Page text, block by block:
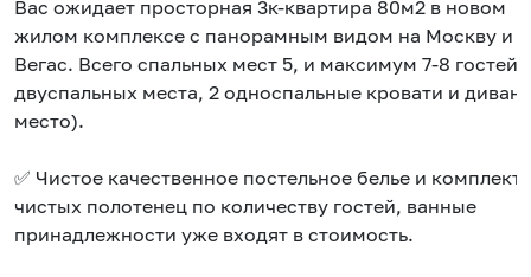
Вас ожидает просторная 3к-квартира 80м2 в новом
жилом комплексе с панорамным видом на Москву и
Вегас. Всего спальных мест 5, и максимум 7-8 гостей
двуспальных места, 2 односпальные кровати и диван
место).
✅ Чистое качественное постельное белье и комплект
чистых полотенец по количеству гостей, ванные
принадлежности уже входят в стоимость.